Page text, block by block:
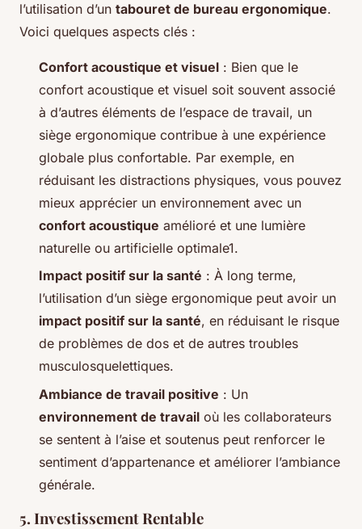
l’utilisation d’un tabouret de bureau ergonomique.
Voici quelques aspects clés :
Confort acoustique et visuel : Bien que le
confort acoustique et visuel soit souvent associé
à d’autres éléments de l’espace de travail, un
siège ergonomique contribue à une expérience
globale plus confortable. Par exemple, en
réduisant les distractions physiques, vous pouvez
mieux apprécier un environnement avec un
confort acoustique amélioré et une lumière
naturelle ou artificielle optimale1.
Impact positif sur la santé : À long terme,
l’utilisation d’un siège ergonomique peut avoir un
impact positif sur la santé, en réduisant le risque
de problèmes de dos et de autres troubles
musculosquelettiques.
Ambiance de travail positive : Un
environnement de travail où les collaborateurs
se sentent à l’aise et soutenus peut renforcer le
sentiment d’appartenance et améliorer l’ambiance
générale.
5. Investissement Rentable